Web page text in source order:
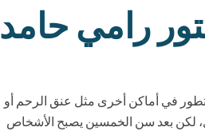
رامي حامد
في أماكن أخرى مثل عنق الرحم أو
لكن بعد سن الخمسين يصبح الأشخاص